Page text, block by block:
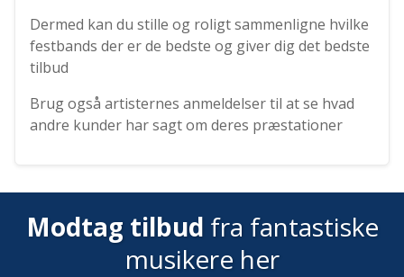
Dermed kan du stille og roligt sammenligne hvilke
festbands der er de bedste og giver dig det bedste
tilbud
Brug også artisternes anmeldelser til at se hvad
andre kunder har sagt om deres præstationer
Modtag tilbud fra fantastiske
musikere her